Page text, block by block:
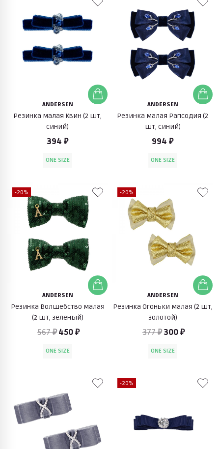
ANDERSEN
Резинка малая Квин (2 шт,
синий)
394 ₽
ONE SIZE
ANDERSEN
Резинка малая Рапсодия (2
шт, синий)
994 ₽
ONE SIZE
-20%
ANDERSEN
Резинка Волшебство малая
(2 шт, зеленый)
567 ₽ 450 ₽
ONE SIZE
-20%
ANDERSEN
Резинка Огоньки малая (2 шт,
золотой)
377 ₽300 ₽
ONE SIZE
-20%